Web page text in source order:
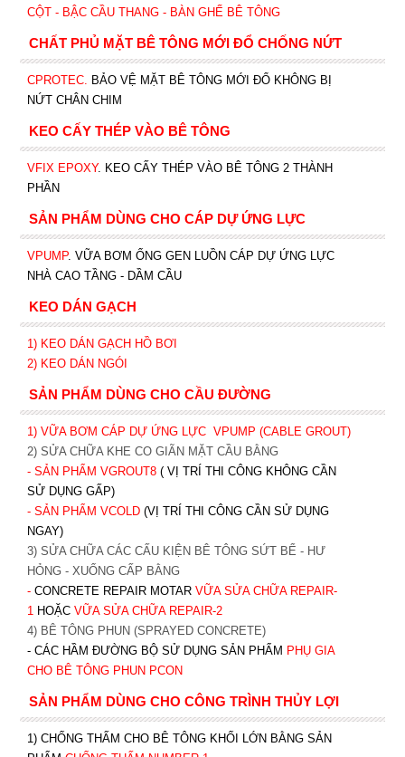
CỘT - BẬC CẦU THANG - BÀN GHẾ BÊ TÔNG
CHẤT PHỦ MẶT BÊ TÔNG MỚI ĐỔ CHỐNG NỨT
CPROTEC. BẢO VỆ MẶT BÊ TÔNG MỚI ĐỔ KHÔNG BỊ
NỨT CHÂN CHIM
KEO CẤY THÉP VÀO BÊ TÔNG
VFIX EPOXY. KEO CẤY THÉP VÀO BÊ TÔNG 2 THÀNH
PHẦN
SẢN PHẨM DÙNG CHO CÁP DỰ ỨNG LỰC
VPUMP. VỮA BƠM ỐNG GEN LUỒN CÁP DỰ ỨNG LỰC
NHÀ CAO TẦNG - DẦM CẦU
KEO DÁN GẠCH
1) KEO DÁN GẠCH HỒ BƠI
2) KEO DÁN NGÓI
SẢN PHẨM DÙNG CHO CẦU ĐƯỜNG
1) VỮA BƠM CÁP DỰ ỨNG LỰC VPUMP (CABLE GROUT)
2) SỬA CHỮA KHE CO GIÃN MẶT CẦU BẰNG
- SẢN PHẨM VGROUT8 ( VỊ TRÍ THI CÔNG KHÔNG CẦN
SỬ DỤNG GẤP)
- SẢN PHẨM VCOLD (VỊ TRÍ THI CÔNG CẦN SỬ DỤNG
NGAY)
3) SỬA CHỮA CÁC CẤU KIỆN BÊ TÔNG SỨT BỂ - HƯ
HỎNG - XUỐNG CẤP BẰNG
- CONCRETE REPAIR MOTAR VỮA SỬA CHỮA REPAIR-
1 HOẶC VỮA SỬA CHỮA REPAIR-2
4) BÊ TÔNG PHUN (SPRAYED CONCRETE)
- CÁC HẦM ĐƯỜNG BỘ SỬ DỤNG SẢN PHẨM PHỤ GIA
CHO BÊ TÔNG PHUN PCON
SẢN PHẨM DÙNG CHO CÔNG TRÌNH THỦY LỢI
1) CHỐNG THẤM CHO BÊ TÔNG KHỐI LỚN BẰNG SẢN